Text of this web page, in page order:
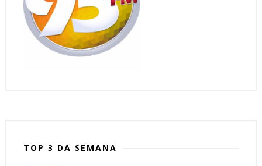
TOP 3 DA SEMANA